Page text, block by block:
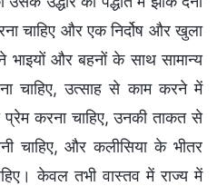
चाहिए और एक निर्दोष और खुला
भाइयों और बहनों के साथ सामान्य
चाहिए, उत्साह से काम करने में
प्रेम करना चाहिए, उनकी ताकत से
चाहिए, और कलीसिया के भीतर
केवल तभी वास्तव में राज्य में